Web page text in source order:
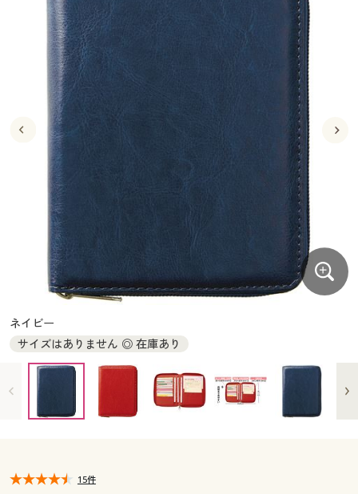
ジュニア・ティーンズ下着
メンズ下着
キッチン・雑貨・日用品
寝具・インテリア・家具通販すべて
家具・収納
寝具・ベッド
カーテン・ラグ・ファブリック
美容・健康
美容・健康通販すべて
美容・健康・サプリメント
制服・スクール
制服・スクールすべて
制服・学生服
ジュニア・ティーンズ下着
大きいサイズ
大きいサイズ通販すべて
大きいサイズ レディース服
大きいサイズ レディース下着
大きいサイズ メンズ
大きいサイズ 事務・制服
バーゲン
バーゲンセール
シークレットセール
詳細検索
商品カテゴリ一覧
カタログ
カタログ・チラシからのご注文
デジタルカタログ
カタログ無料プレゼント
マイページ
キッチン・雑貨・日用品
家具・収納
寝具・ベッド
カーテン・ラグ・ファブリック
美容・健康通販すべて
美容・健康・サプリメント
制服・スクール
制服・スクールすべて
制服・学生服
ジュニア・ティーンズ下着
大きいサイズ
大きいサイズ通販すべて
大きいサイズ レディース服
大きいサイズ レディース下着
大きいサイズ メンズ
大きいサイズ 事務・制服
バーゲン
バーゲンセール
シークレットセール
詳細検索
商品カテゴリ一覧
カタログ
カタログ・チラシからのご注文
カタログ無料プレゼント
会員メニュー
閲覧履歴
ネイビー
サイズはありません ◎ 在庫あり
15件